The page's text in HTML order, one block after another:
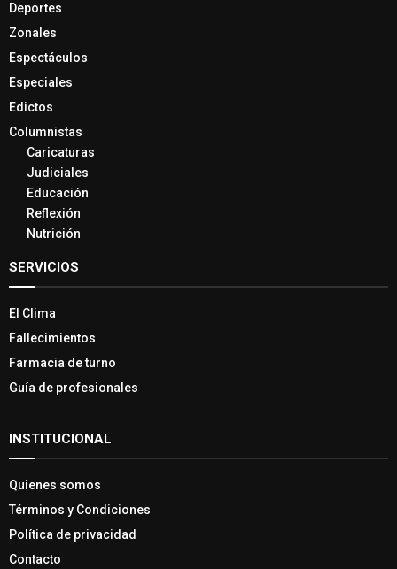
Deportes
Zonales
Espectáculos
Especiales
Edictos
Columnistas
Caricaturas
Judiciales
Educación
Reflexión
Nutrición
SERVICIOS
El Clima
Fallecimientos
Farmacia de turno
Guía de profesionales
INSTITUCIONAL
Quienes somos
Términos y Condiciones
Política de privacidad
Contacto